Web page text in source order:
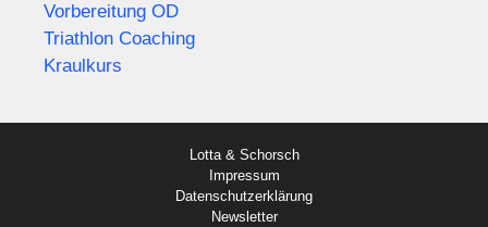
Vorbereitung OD
Triathlon Coaching
Kraulkurs
Lotta & Schorsch
Impressum
Datenschutzerklärung
Newsletter